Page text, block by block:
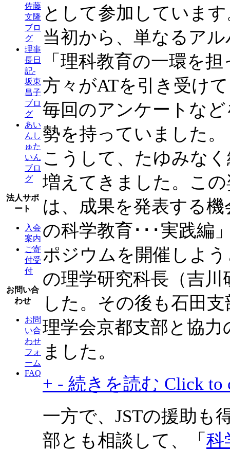
佐藤
文隆
ブロ
グ
理事
長日
記-
坂東
昌子
ブロ
グ
あい
んし
ゅた
いん
ブロ
グ
法人サポ
ート
入会
案内
ご寄
付受
付
お問い合
わせ
お問
い合
わせ
フォ
ーム
FAQ
として参加していま
当初から、単なるア
「理科教育の一環を
方々がATを引き受け
毎回のアンケートな
勢を持っていました。
こうして、たゆみな
増えてきました。こ
は、成果を発表する
の科学教育･･･実践編
ポジウムを開催しよ
の理学研究科長（吉
した。その後も石田
理学会京都支部と協
ました。
+ - 続きを読む Click to
一方で、JSTの援助も
部とも相談して、「 科